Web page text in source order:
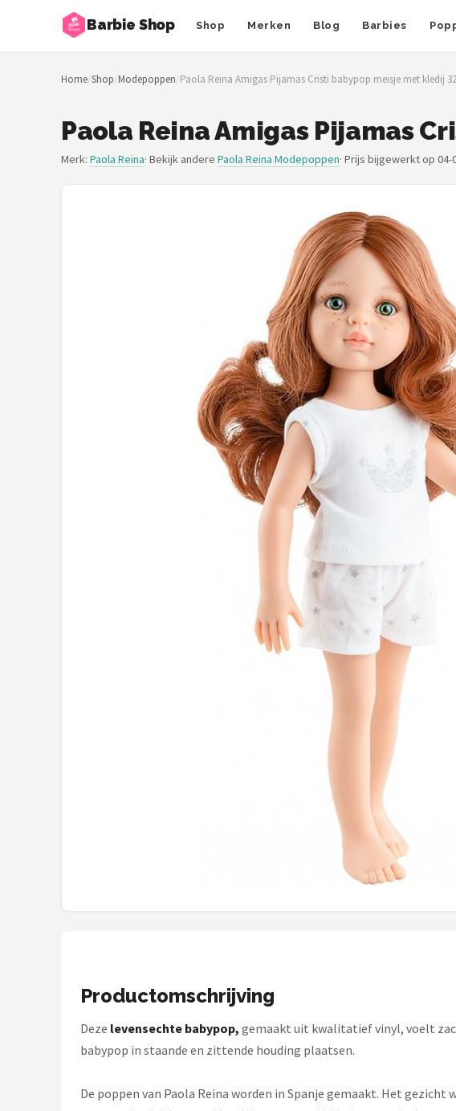
Barbie Shop Shop Merken Blog Barbies
Zoeken
NAVIGATIE
Merken
Home/Shop/Modepoppen/Paola Reina Amigas Pijamas Cristi babypop meisje met kledij
Paola Reina Amigas Pijamas
Merk: Paola Reina· Bekijk andere Paola Reina Modepoppen· Prijs bijgewerkt op 04-
Productomschrijving
Deze levensechte babypop, gemaakt uit kwalitatief vinyl, voelt
babypop in staande en zittende houding plaatsen.
De poppen van Paola Reina worden in Spanje gemaakt. Het